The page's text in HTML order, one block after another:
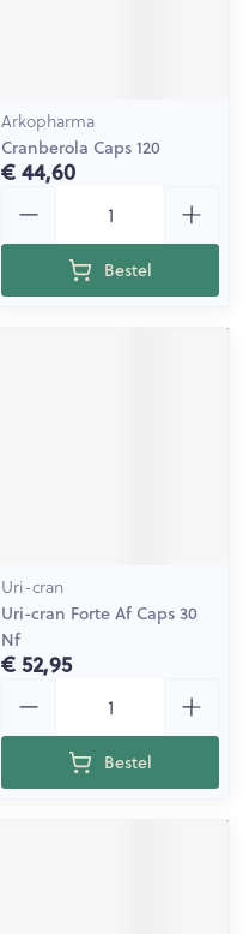
Arkopharma
Cranberola Caps 120
€ 44,60
Bestel
Uri-cran
Uri-cran Forte Af Caps 30
Nf
€ 52,95
Bestel